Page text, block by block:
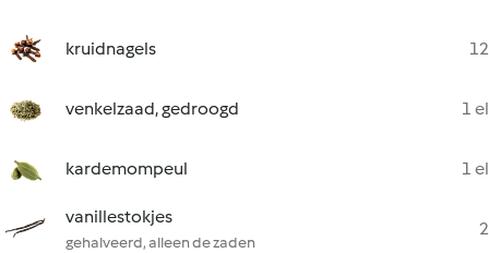
kruidnagels 12
venkelzaad, gedroogd 1 el
kardemompeul 1 el
vanillestokjes
gehalveerd, alleen de zaden
2